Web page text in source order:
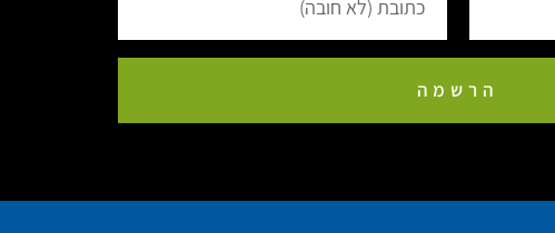
הרשמה